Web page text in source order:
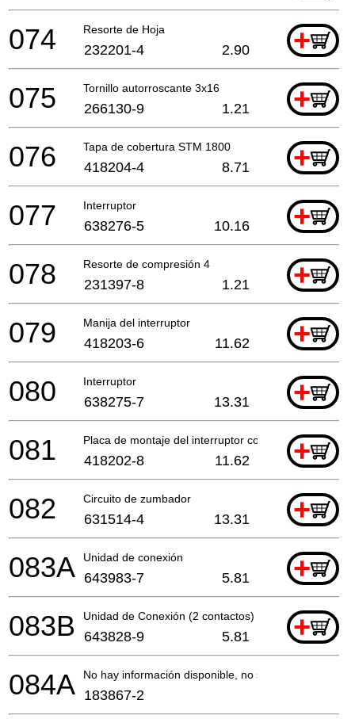
Resorte de Hoja +
074 232201-4 2.90
Tornillo autorroscante 3x16 +
075 266130-9 1.21
Tapa de cobertura STM 1800 +
076 418204-4 8.71
Interruptor +
077 638276-5 10.16
Resorte de compresión 4 +
078 231397-8 1.21
Manija del interruptor +
079 418203-6 11.62
Interruptor +
080 638275-7 13.31
Placa de montaje del interruptor compl. +
081 418202-8 11.62
Circuito de zumbador +
082 631514-4 13.31
Unidad de conexión +
083A 643983-7 5.81
Unidad de Conexión (2 contactos) +
083B 643828-9 5.81
No hay información disponible, no se puede pedir
084A 183867-2